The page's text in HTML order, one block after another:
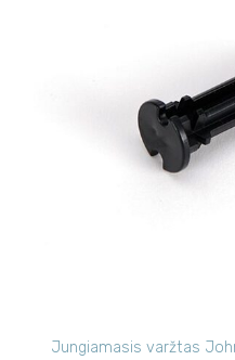
Jungiamasis varžtas